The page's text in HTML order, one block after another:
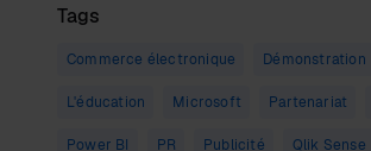
Tags
Commerce électronique Démonstration
L'éducation Microsoft Partenariat
Power BI PR Publicité Qlik Sense